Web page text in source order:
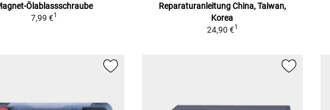
Ölablassschraube
7,99 €1
Reparaturanleitung China, Taiwan,
Korea
24,90 €1